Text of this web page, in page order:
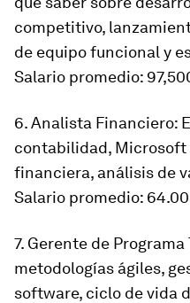
competitivo,
de equipo funcional y
Salario promedio:
6. Analista Financiero:
contabilidad, Microsoft
financiera, análisis de
Salario promedio:
7. Gerente de
metodologías ágiles,
software, ciclo de vida